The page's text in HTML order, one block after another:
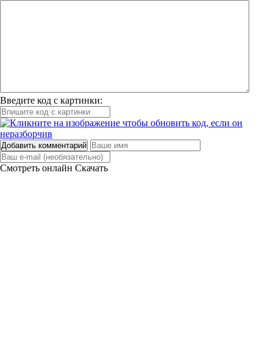
Введите код с картинки:
Добавить комментарий
Смотреть онлайн Скачать